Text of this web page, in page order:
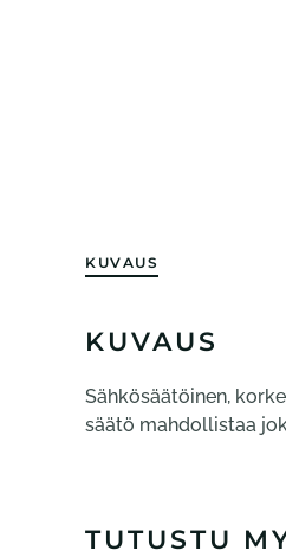
KUVAUS
KUVAUS
Sähkösäätöinen,
säätö mahdollistaa
TUTUSTU